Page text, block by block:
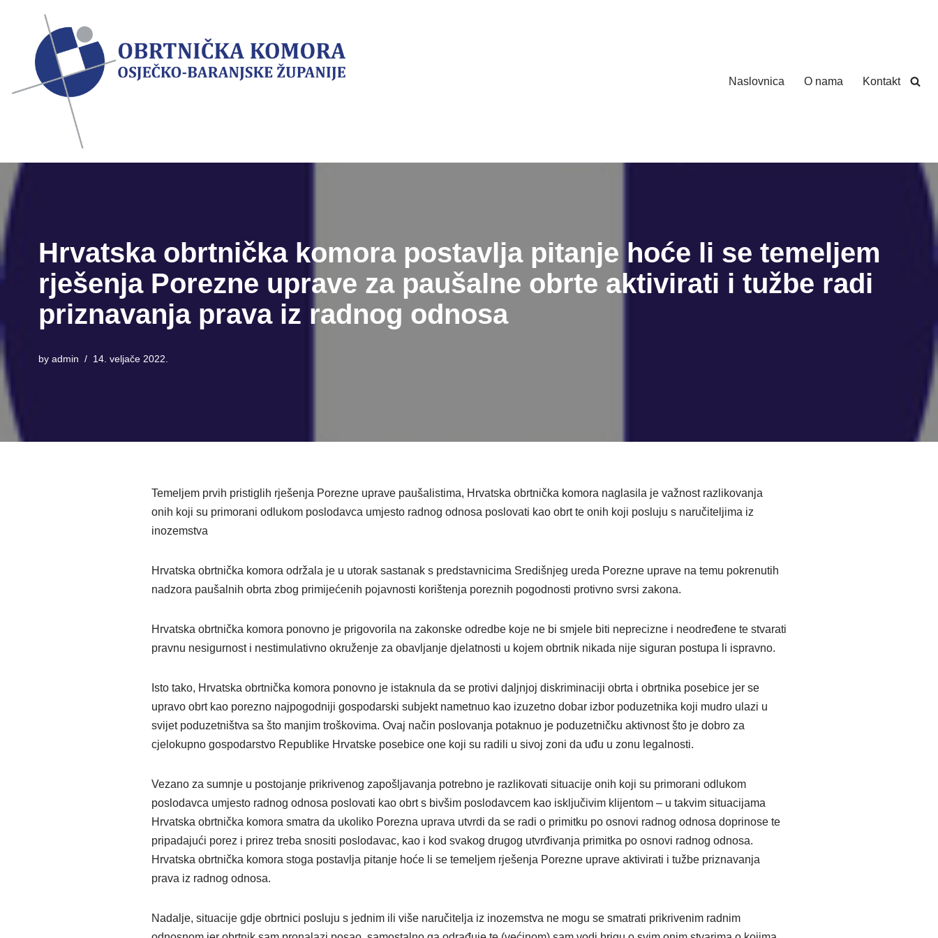
content
Naslovnica O nama Kontakt
Hrvatska obrtnička komora postavlja pitanje hoće li se temeljem
rješenja Porezne uprave za paušalne obrte aktivirati i tužbe radi
priznavanja prava iz radnog odnosa
by admin 14. veljače 2022.
Temeljem prvih pristiglih rješenja Porezne uprave paušalistima, Hrvatska obrtnička komora naglasila je važnost razlikovanja
onih koji su primorani odlukom poslodavca umjesto radnog odnosa poslovati kao obrt te onih koji posluju s naručiteljima iz
inozemstva
Hrvatska obrtnička komora održala je u utorak sastanak s predstavnicima Središnjeg ureda Porezne uprave na temu pokrenutih
nadzora paušalnih obrta zbog primijećenih pojavnosti korištenja poreznih pogodnosti protivno svrsi zakona.
Hrvatska obrtnička komora ponovno je prigovorila na zakonske odredbe koje ne bi smjele biti neprecizne i neodređene te stvarati
pravnu nesigurnost i nestimulativno okruženje za obavljanje djelatnosti u kojem obrtnik nikada nije siguran postupa li ispravno.
Isto tako, Hrvatska obrtnička komora ponovno je istaknula da se protivi daljnjoj diskriminaciji obrta i obrtnika posebice jer se
upravo obrt kao porezno najpogodniji gospodarski subjekt nametnuo kao izuzetno dobar izbor poduzetnika koji mudro ulazi u
svijet poduzetništva sa što manjim troškovima. Ovaj način poslovanja potaknuo je poduzetničku aktivnost što je dobro za
cjelokupno gospodarstvo Republike Hrvatske posebice one koji su radili u sivoj zoni da uđu u zonu legalnosti.
Vezano za sumnje u postojanje prikrivenog zapošljavanja potrebno je razlikovati situacije onih koji su primorani odlukom
poslodavca umjesto radnog odnosa poslovati kao obrt s bivšim poslodavcem kao isključivim klijentom – u takvim situacijama
Hrvatska obrtnička komora smatra da ukoliko Porezna uprava utvrdi da se radi o primitku po osnovi radnog odnosa doprinose te
pripadajući porez i prirez treba snositi poslodavac, kao i kod svakog drugog utvrđivanja primitka po osnovi radnog odnosa.
Hrvatska obrtnička komora stoga postavlja pitanje hoće li se temeljem rješenja Porezne uprave aktivirati i tužbe priznavanja
prava iz radnog odnosa.
Nadalje, situacije gdje obrtnici posluju s jednim ili više naručitelja iz inozemstva ne mogu se smatrati prikrivenim radnim